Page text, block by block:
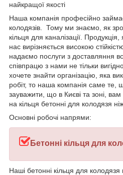
найкращої якості
Наша компанія професійно
колодязів. Тому ми знаємо, як
кільця для каналізації.
нас вирізняється високою
надаємо послуги з доставляння
співпрацю з нами не тільки
хочете знайти організацію, яка
робіт, то наша компанія саме те,
зауважити, що в Києві та зоні, вам
на кільця бетонні для колодязя
Основні робочі напрями:
Бетонні кільця для
Наші бетонні кільця для колодязя